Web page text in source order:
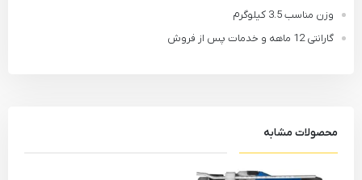
وزن مناسب 3.5 کیلوگرم
گارانتی 12 ماهه و خدمات پس از فروش
محصولات مشابه